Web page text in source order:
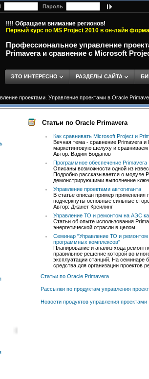
Пароль
!!!! Обращаем внимание регионов!
Первый курс по MS Project 2010 в он-лайн
Профессиональное управление
Primavera и сравнение с Microsoft
ЭТО ИНТЕРЕСНО РАЗДЕЛЫ САЙТА
проектами. Управление проектами в Oracle
Статьи по Oracle Primavera
Как сравнивать Microsoft Project и
Вечная тема - сравнение Primavera
маркетинговую шелуху и
Автор: Вадим Богданов
Программное обеспечение Primavera
Описаны возможности одной из
Подробно рассказывается о модуле
демонстрирующими выполнение
Управление проектами автогиганта
В статье описан пример применения
подчеркнуты основные сильные
Автор: Джанет Креилинг
Управление ТО и ремонтом на АЭС
Статьи об опыте использования
энергетической отрасли в целом.
Семинар "Управление ТО и
программных комплексов"
Планирование и анализ хода
правильное решение которой во
эксплуатации станций. На семинаре
средства для организации проектов
Статьи по Oracle Primavera
Рассылки по продуктам управления
Новости продуктов управления проектами